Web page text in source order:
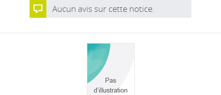
Aucun avis sur cette notice.